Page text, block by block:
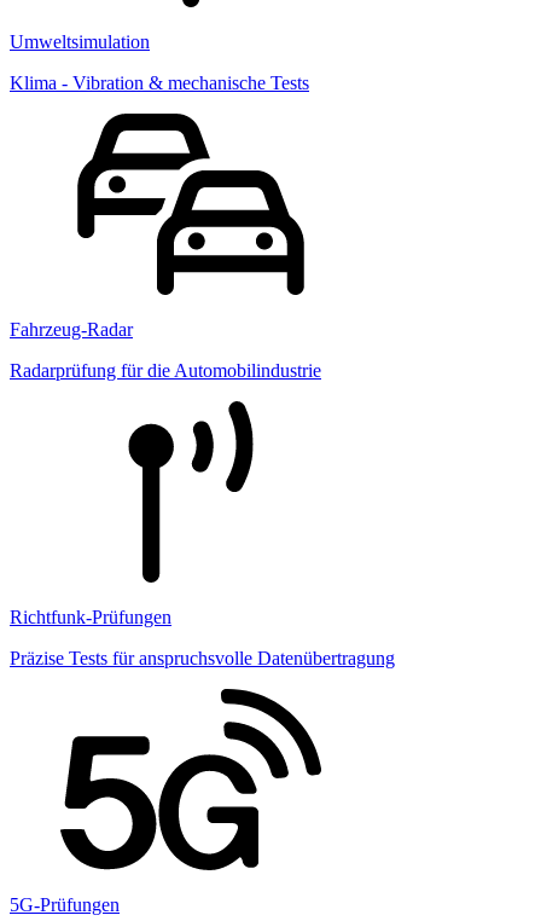
Umweltsimulation
Klima - Vibration & mechanische Tests
Fahrzeug-Radar
Radarprüfung für die Automobilindustrie
Richtfunk-Prüfungen
Präzise Tests für anspruchsvolle Datenübertragung
5G-Prüfungen